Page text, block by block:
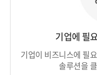
기업에 필
기업이 비즈니스에 필
솔루션을